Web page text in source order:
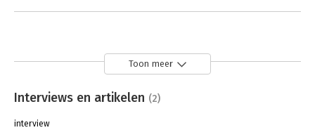
Toon meer
Interviews en artikelen (2)
interview